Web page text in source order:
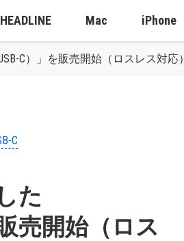
HEADLINE Mac iPhone
C）」を販売開始（ロスレス対応）
C
た
売開始（ロス